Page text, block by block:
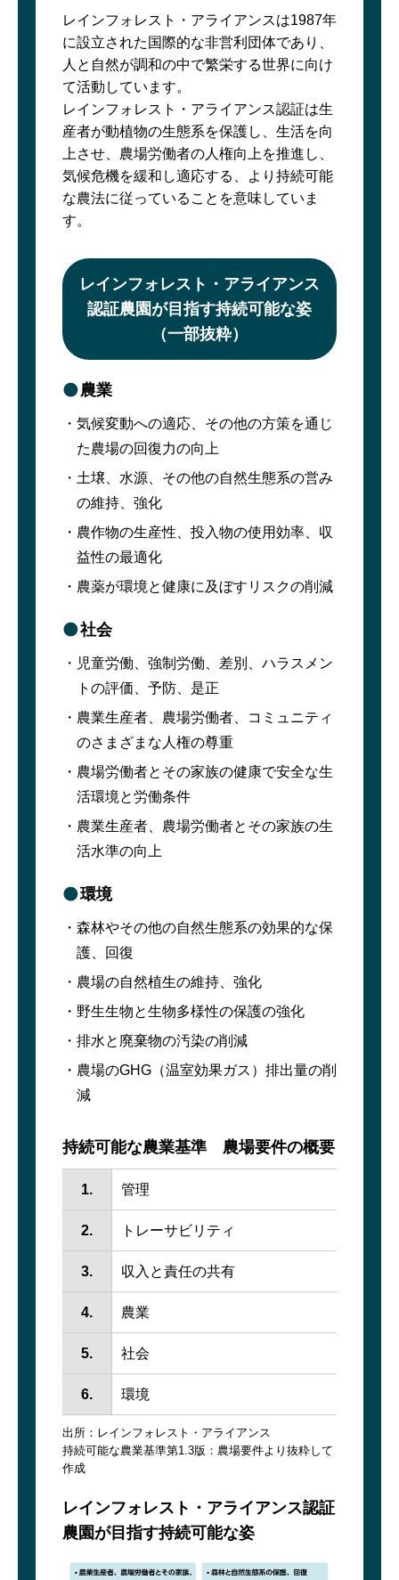
レインフォレスト・アライアンスは1987年
に設立された国際的な非営利団体であり、
人と自然が調和の中で繁栄する世界に向け
て活動しています。
レインフォレスト・アライアンス認証は生
産者が動植物の生態系を保護し、生活を向
上させ、農場労働者の人権向上を推進し、
気候危機を緩和し適応する、より持続可能
な農法に従っていることを意味していま
す。
レインフォレスト・アライアンス
認証農園が目指す持続可能な姿
（一部抜粋）
農業
気候変動への適応、その他の方策を通じ
た農場の回復力の向上
土壌、水源、その他の自然生態系の営み
の維持、強化
農作物の生産性、投入物の使用効率、収
益性の最適化
農薬が環境と健康に及ぼすリスクの削減
社会
児童労働、強制労働、差別、ハラスメン
トの評価、予防、是正
農業生産者、農場労働者、コミュニティ
のさまざまな人権の尊重
農場労働者とその家族の健康で安全な生
活環境と労働条件
農業生産者、農場労働者とその家族の生
活水準の向上
環境
森林やその他の自然生態系の効果的な保
護、回復
農場の自然植生の維持、強化
野生生物と生物多様性の保護の強化
排水と廃棄物の汚染の削減
農場のGHG（温室効果ガス）排出量の削
減
持続可能な農業基準 農場要件の概要
1. 管理
2. トレーサビリティ
3. 収入と責任の共有
4. 農業
5. 社会
6. 環境
出所：レインフォレスト・アライアンス
持続可能な農業基準第1.3版：農場要件より抜粋して
作成
レインフォレスト・アライアンス認証
農園が目指す持続可能な姿